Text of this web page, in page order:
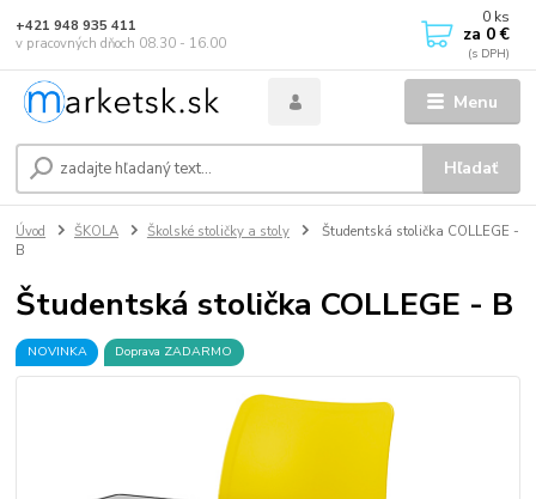
Menu
Hľadať
+421 948 935 411
v pracovných dňoch 08.30 - 16.00
0 ks
za 0 €
Úvod ŠKOLA Školské stoličky a stoly
Študentská stolička COLLEGE -
B
Študentská stolička COLLEGE - B
NOVINKA Doprava ZADARMO